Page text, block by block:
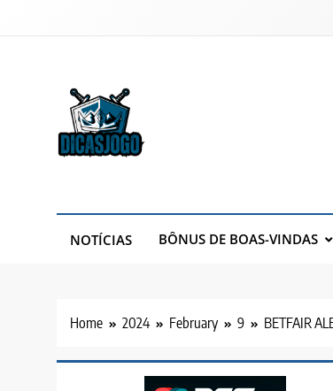
NOTÍCIAS BÔNUS DE BOAS-VINDAS
Home 2024 February 9 BETFAIR